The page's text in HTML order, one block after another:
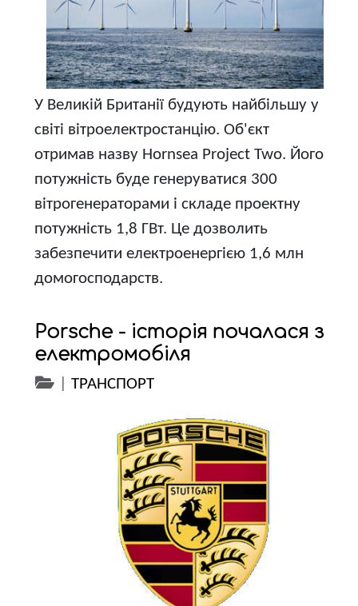
У Великій Британії будують найбільшу у
світі вітроелектростанцію. Об'єкт
отримав назву Hornsea Project Two. Його
потужність буде генеруватися 300
вітрогенераторами і складе проектну
потужність 1,8 ГВт. Це дозволить
забезпечити електроенергією 1,6 млн
домогосподарств.
Porsche - історія почалася з
електромобіля
|ТРАНСПОРТ